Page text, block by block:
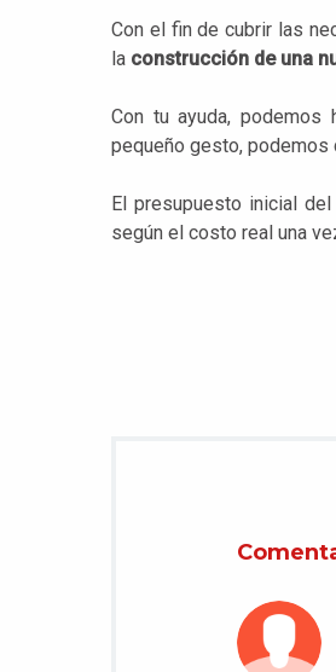
Con el fin de cubrir las
la construcción de una
Con tu ayuda, podemos
pequeño gesto, podemos
El presupuesto inicial
según el costo real una